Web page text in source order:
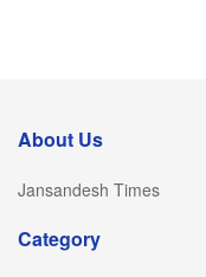
About Us
Jansandesh Times
Category